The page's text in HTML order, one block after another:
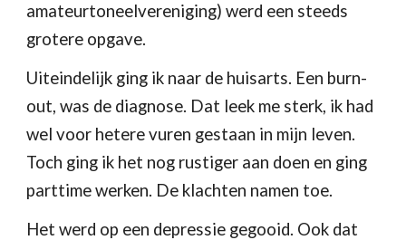
amateurtoneelvereniging) werd een steeds
grotere opgave.
Uiteindelijk ging ik naar de huisarts. Een burn-
out, was de diagnose. Dat leek me sterk, ik had
wel voor hetere vuren gestaan in mijn leven.
Toch ging ik het nog rustiger aan doen en ging
parttime werken. De klachten namen toe.
Het werd op een depressie gegooid. Ook dat